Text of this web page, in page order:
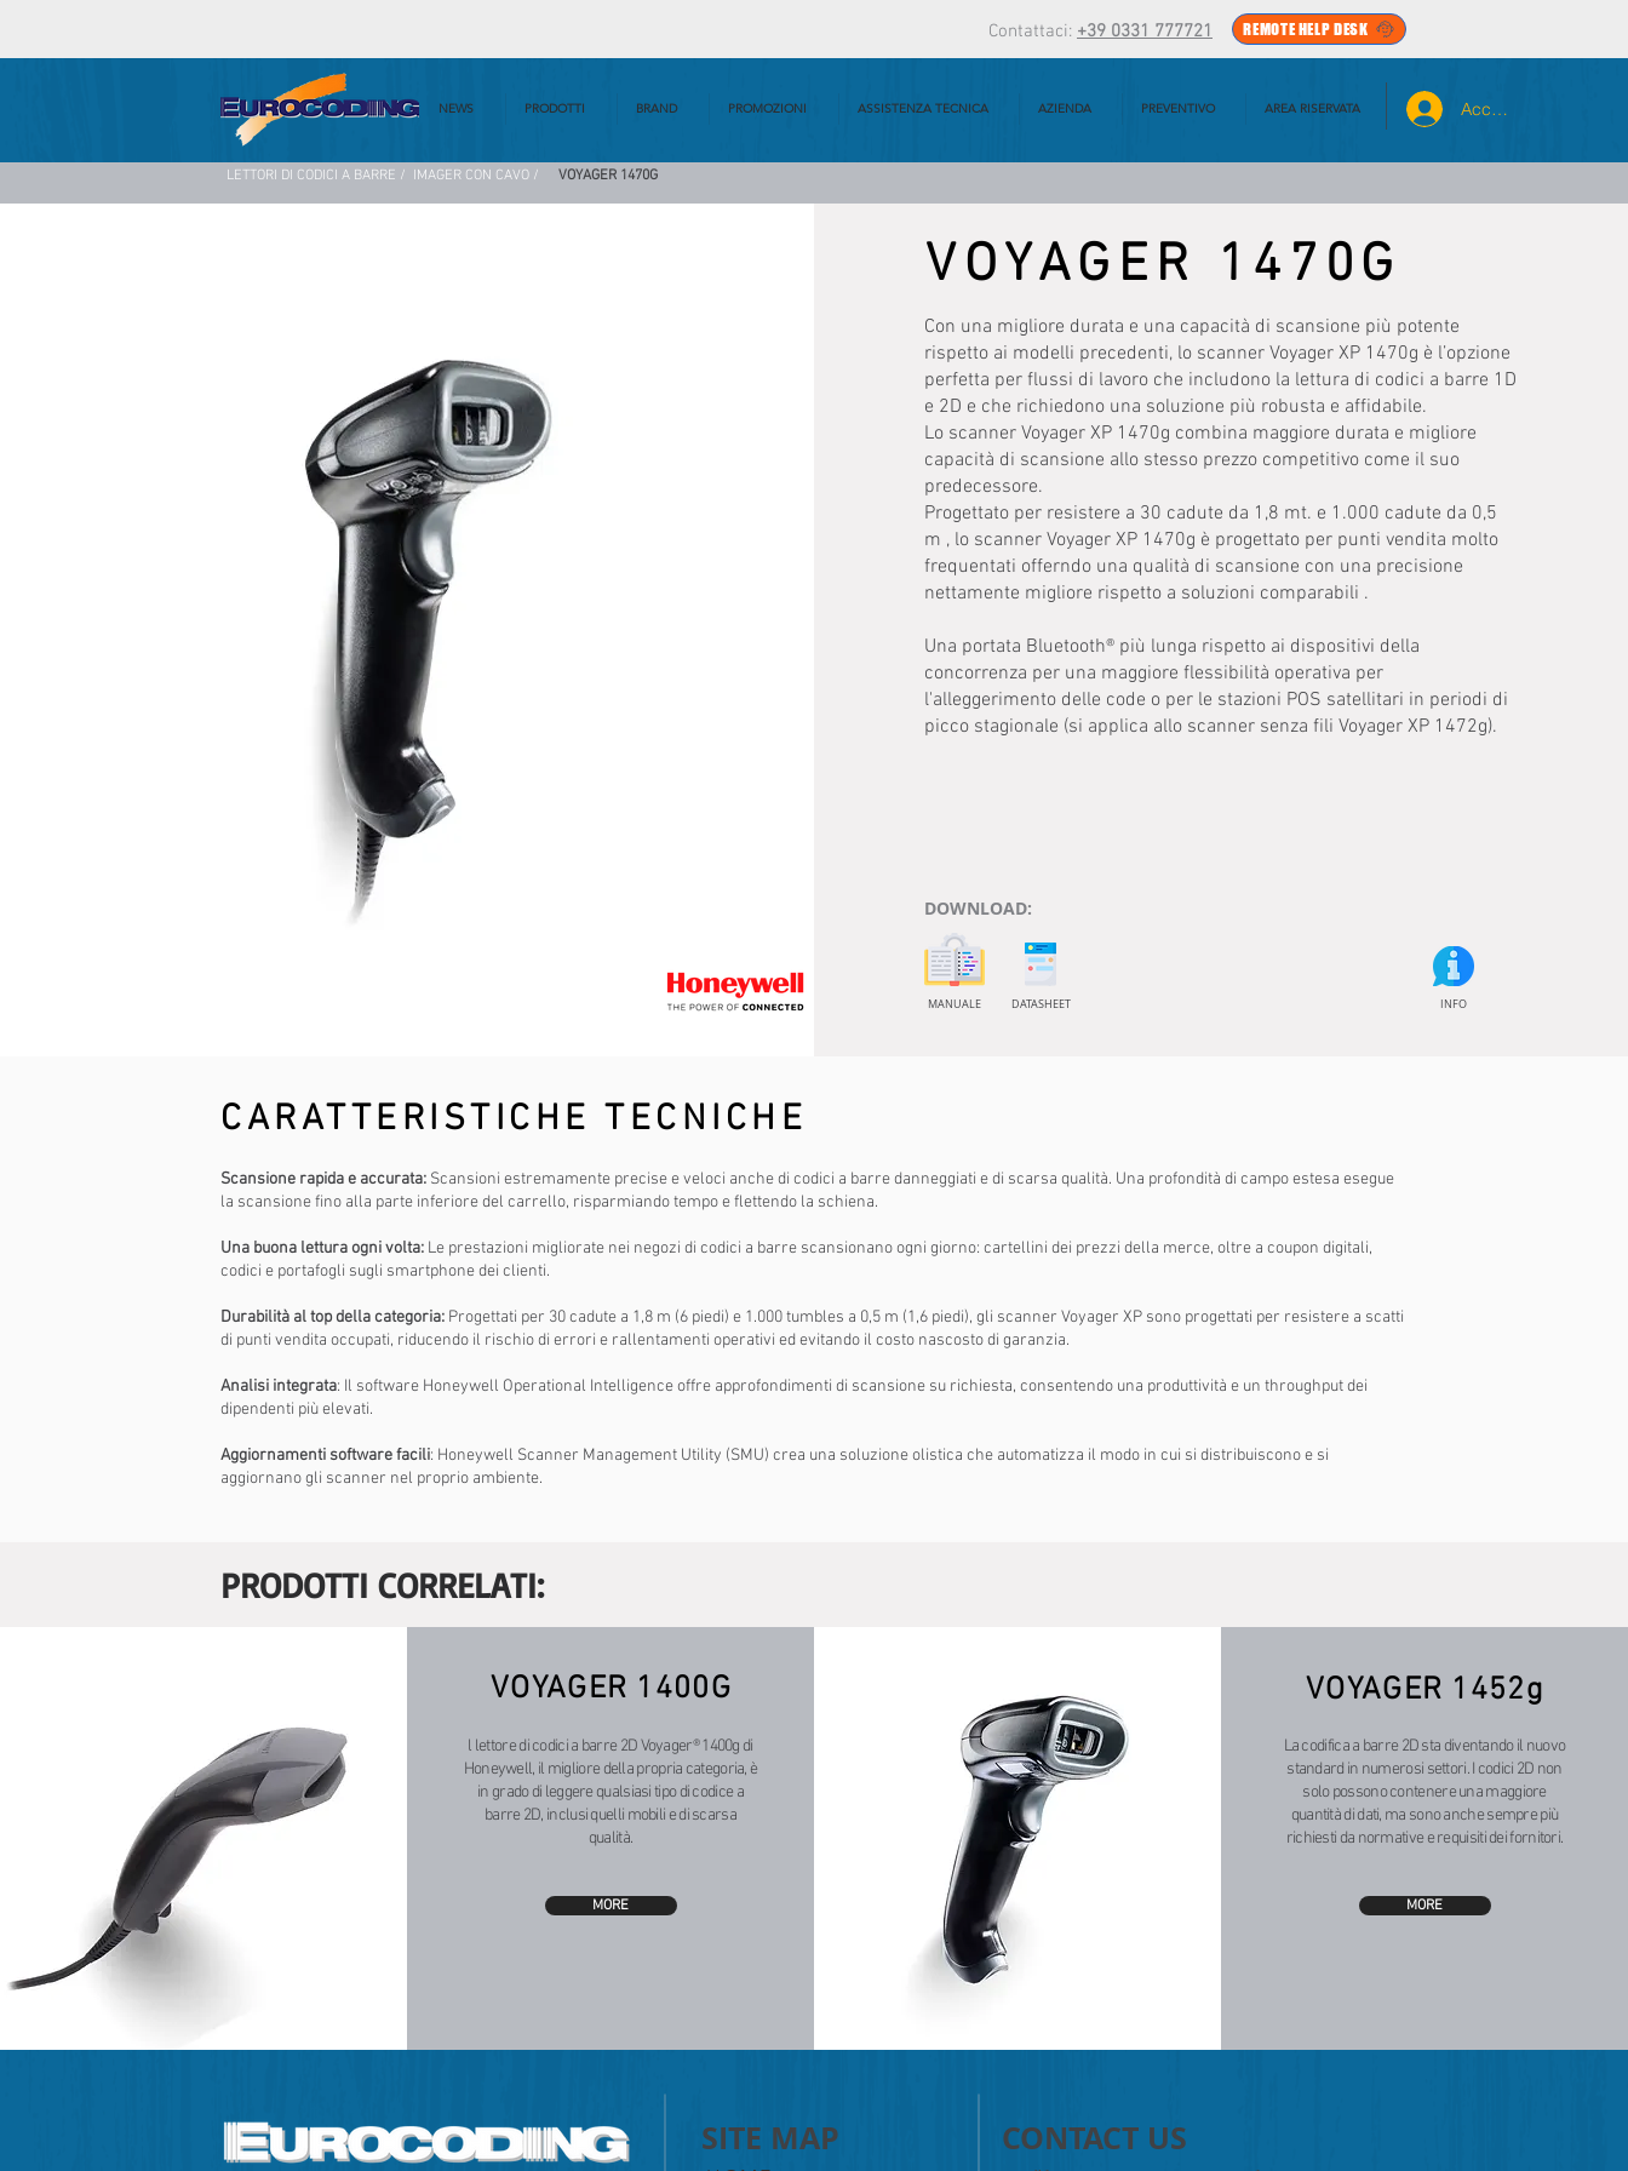
Contattaci: +39 0331 777721 REMOTE HELP DESK
Accedi
NEWS PRODOTTI BRAND PROMOZIONI ASSISTENZA TECNICA AZIENDA PREVENTIVO AREA RISERVATA
LETTORI DI CODICI A BARRE / IMAGER CON CAVO / VOYAGER 1470G
VOYAGER 1470G
Con una migliore durata e una capacità di scansione più potente
rispetto ai modelli precedenti, lo scanner Voyager XP 1470g è l’opzione
perfetta per flussi di lavoro che includono la lettura di codici a barre 1D
e 2D e che richiedono una soluzione più robusta e affidabile.
Lo scanner Voyager XP 1470g combina maggiore durata e migliore
capacità di scansione allo stesso prezzo competitivo come il suo
predecessore.
Progettato per resistere a 30 cadute da 1,8 mt. e 1.000 cadute da 0,5
m , lo scanner Voyager XP 1470g è progettato per punti vendita molto
frequentati offerndo una qualità di scansione con una precisione
nettamente migliore rispetto a soluzioni comparabili .
Una portata Bluetooth® più lunga rispetto ai dispositivi della
concorrenza per una maggiore flessibilità operativa per
l'alleggerimento delle code o per le stazioni POS satellitari in periodi di
picco stagionale (si applica allo scanner senza fili Voyager XP 1472g).
DOWNLOAD:
MANUALE DATASHEET INFO
CARATTERISTICHE TECNICHE
Scansione rapida e accurata: Scansioni estremamente precise e veloci anche di codici a barre danneggiati e di scarsa qualità. Una profondità di campo estesa esegue
la scansione fino alla parte inferiore del carrello, risparmiando tempo e flettendo la schiena.
Una buona lettura ogni volta: Le prestazioni migliorate nei negozi di codici a barre scansionano ogni giorno: cartellini dei prezzi della merce, oltre a coupon digitali,
codici e portafogli sugli smartphone dei clienti.
Durabilità al top della categoria: Progettati per 30 cadute a 1,8 m (6 piedi) e 1.000 tumbles a 0,5 m (1,6 piedi), gli scanner Voyager XP sono progettati per resistere a scatti
di punti vendita occupati, riducendo il rischio di errori e rallentamenti operativi ed evitando il costo nascosto di garanzia.
Analisi integrata: Il software Honeywell Operational Intelligence offre approfondimenti di scansione su richiesta, consentendo una produttività e un throughput dei
dipendenti più elevati.
Aggiornamenti software facili: Honeywell Scanner Management Utility (SMU) crea una soluzione olistica che automatizza il modo in cui si distribuiscono e si
aggiornano gli scanner nel proprio ambiente.
PRODOTTI CORRELATI:
VOYAGER 1400G
l lettore di codici a barre 2D Voyager® 1400g di
Honeywell, il migliore della propria categoria, è
in grado di leggere qualsiasi tipo di codice a
barre 2D, inclusi quelli mobili e di scarsa
qualità.
MORE
VOYAGER 1452g
La codifica a barre 2D sta diventando il nuovo
standard in numerosi settori. I codici 2D non
solo possono contenere una maggiore
quantità di dati, ma sono anche sempre più
richiesti da normative e requisiti dei fornitori.
MORE
SITE MAP CONTACT US